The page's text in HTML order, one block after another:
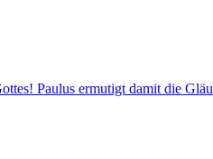
Paulus ermutigt damit die